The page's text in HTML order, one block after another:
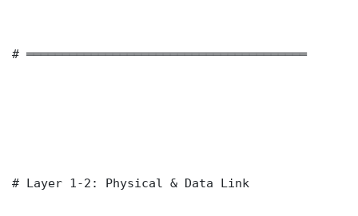
# ═══════════════════════════════════════
# Layer 1-2: Physical & Data Link